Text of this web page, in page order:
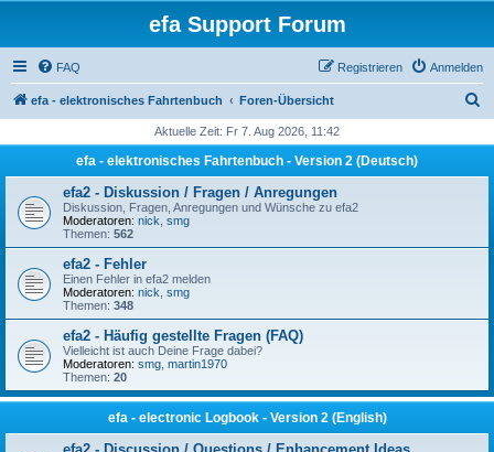
efa Support Forum
FAQ Anmelden
Registrieren
efa - elektronisches Fahrtenbuch Foren-Übersicht
h
Aktuelle Zeit: Fr 7. Aug 2026, 11:42
efa - elektronisches Fahrtenbuch - Version 2 (Deutsch)
efa2 - Diskussion / Fragen / Anregungen
Diskussion, Fragen, Anregungen und Wünsche zu efa2
Moderatoren: nick smg
Themen: 562
efa2 - Fehler
Einen Fehler in efa2 melden
Moderatoren: nick smg
Themen: 348
efa2 - Häufig gestellte Fragen (FAQ)
Vielleicht ist auch Deine Frage dabei?
Moderatoren: smg martin1970
Themen: 20
efa - electronic Logbook - Version 2 (English)